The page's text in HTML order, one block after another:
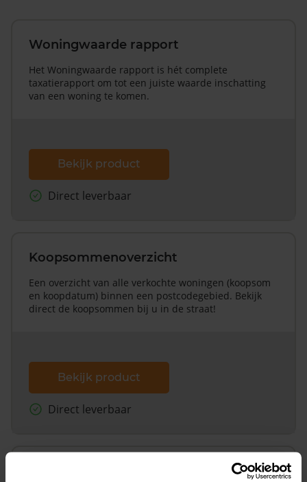
Woningwaarde rapport
Het Woningwaarde rapport is hét complete
taxatierapport om tot een juiste waarde inschatting
van een woning te komen.
Bekijk product
Direct leverbaar
Koopsommenoverzicht
Een overzicht van alle verkochte woningen (koopsom
en koopdatum) binnen een postcodegebied. Bekijk
direct de koopsommen bij u in de straat!
Bekijk product
Direct leverbaar
Koopsommenoverzicht (1 jaar gratis